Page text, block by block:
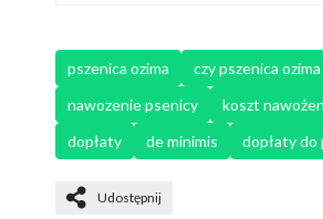
pszenica ozima czy pszenica ozima
nawozenie psenicy
koszt
dopłaty
de minimis dopłaty do
Udostępnij